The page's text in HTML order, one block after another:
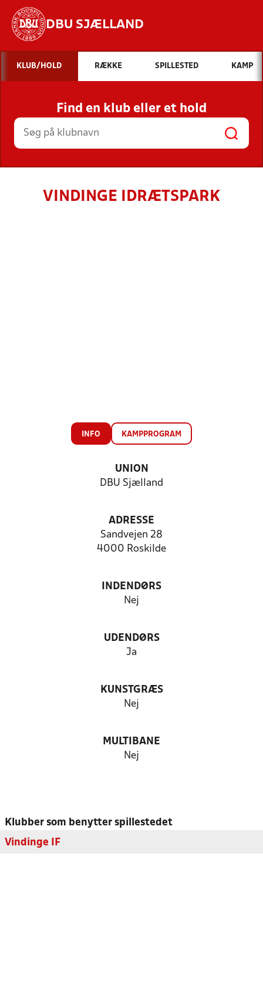
DBU SJÆLLAND
Hvad vil du søge efter?
INDHOLD OG NYHEDER
STILLINGER, RESULTATER, KLUBBER OG
HOLD
KLUB/HOLD RÆKKE SPILLESTED KAMP
Find en klub eller et hold
VINDINGE IDRÆTSPARK
INFO KAMPPROGRAM
UNION
DBU Sjælland
ADRESSE
Sandvejen 28
4000 Roskilde
INDENDØRS
Nej
UDENDØRS
Ja
KUNSTGRÆS
Nej
MULTIBANE
Nej
Klubber som benytter spillestedet
Vindinge IF